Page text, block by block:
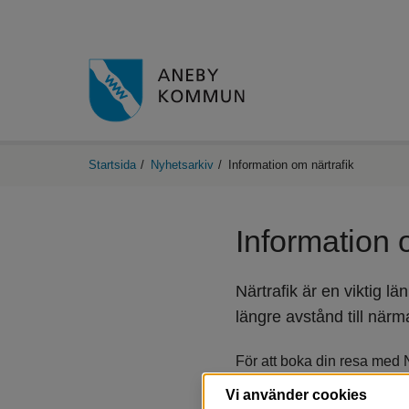
Startsida / Nyhetsarkiv / Information om närtrafik
Information
Närtrafik är en viktig
längre avstånd till
För att boka din resa
alla dagar i veckan. Du
Vi använder cookies